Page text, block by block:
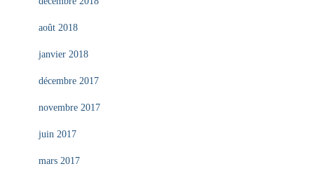
août 2018
janvier 2018
décembre 2017
novembre 2017
juin 2017
mars 2017